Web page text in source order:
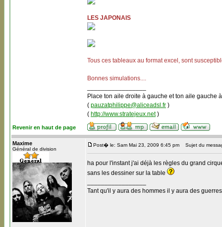
LES JAPONAIS
Tous ces tableaux au format excel, sont
Bonnes simulations....
Place ton aile droite à gauche et ton aile gauche
( pauzatphilippe@aliceadsl.fr )
( http://www.stratejeux.net)
Revenir en haut de page
Maxime
Général de division
Post� le: Sam Mai 23, 2009 6:45 pm Sujet du
ha pour l'instant j'ai déjà les règles du grand
sans les dessiner sur la table
Tant qu'il y aura des hommes il y aura des